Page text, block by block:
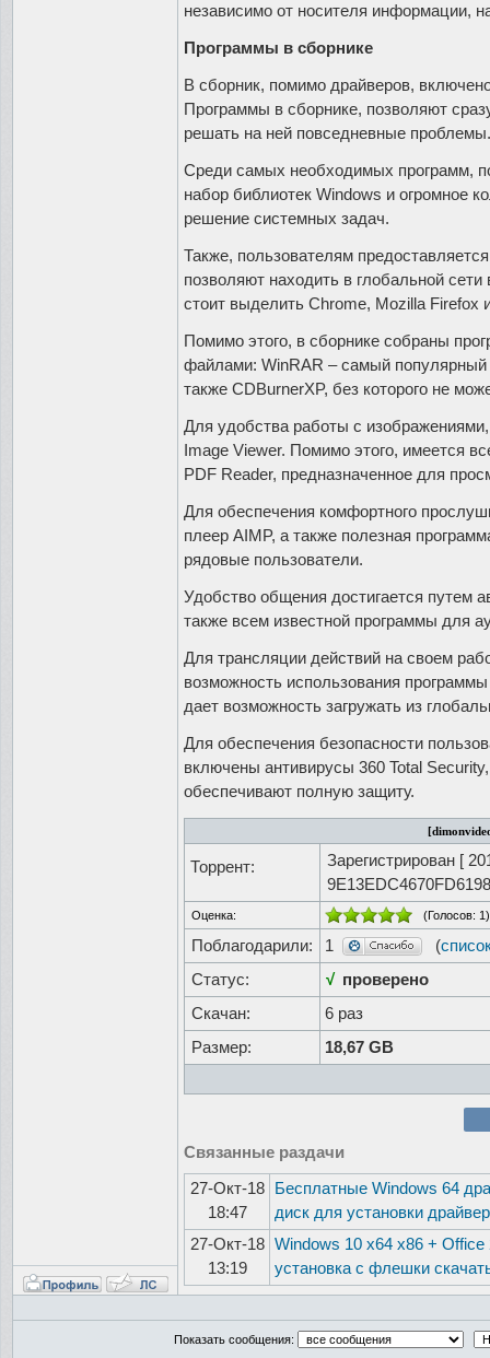
независимо от носителя информации,
Программы в сборнике
В сборник, помимо драйверов,
Программы в сборнике, позволяют
решать на ней повседневные проблемы.
Среди самых необходимых программ,
набор библиотек Windows и огромное
решение системных задач.
Также, пользователям
позволяют находить в глобальной
стоит выделить Chrome, Mozilla Firefox
Помимо этого, в сборнике собраны
файлами: WinRAR – самый популярный
также CDBurnerXP, без которого не
Для удобства работы с
Image Viewer. Помимо этого, имеется
PDF Reader, предназначенное для
Для обеспечения комфортного
плеер AIMP, а также полезная
рядовые пользователи.
Удобство общения достигается путем
также всем известной программы для
Для трансляции действий на своем
возможность использования
дает возможность загружать из
Для обеспечения безопасности
включены антивирусы 360 Total
обеспечивают полную защиту.
Торрент: Зарегистрирован [
Оценка: (Голосов: 1)
Поблагодарили: 1 (
Статус:
√ проверено
Скачан:
6 раз
Размер:
18,67 GB
Связанные раздачи
27-Окт-18
18:47
Бесплатные Windows 64
диск для установки
27-Окт-18
13:19
Windows 10 x64 x86 +
установка с флешки
Показать сообщения: